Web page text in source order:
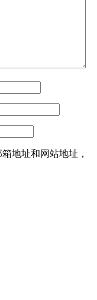
地址和网站地址，